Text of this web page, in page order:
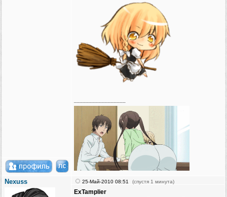
Nexuss 25-Май-2010 08:51 (спустя 1 минута)
ExTamplier